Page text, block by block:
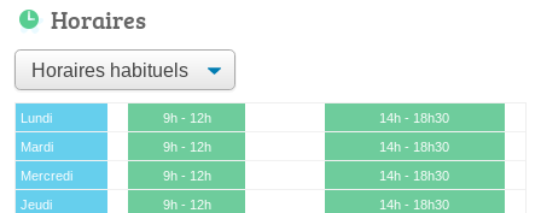
Horaires
Lundi 9h - 12h
14h - 18h30
Mardi
9h - 12h
14h - 18h30
Mercredi
9h - 12h
14h - 18h30
Jeudi
9h - 12h
14h - 18h30